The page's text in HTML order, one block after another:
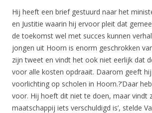
Hij heeft een brief gestuurd naar het
en Justitie waarin hij ervoor pleit dat
de toekomst wel met succes kunnen
jongen uit Hoorn is enorm geschrokken
zijn tweet en vindt het ook niet eerlijk dat
voor alle kosten opdraait. Daarom geeft
voorlichting op scholen in Hoorn.?’Daar
voor. Hij hoeft dit niet te doen, maar vindt
maatschappij iets verschuldigd is’, stelde